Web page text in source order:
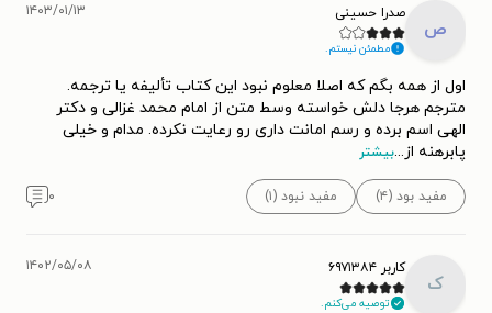
ص
صدرا حسینی
مطمئن نیستم.
۱۴۰۳/۰۱/۱۳
اول از همه بگم که اصلا معلوم نبود این کتاب تألیفه یا ترجمه.
مترجم هرجا دلش خواسته وسط متن از امام محمد غزالی و دکتر
الهی اسم برده و رسم امانت داری رو رعایت نکرده. مدام و خیلی
پابرهنه از...بیشتر
مفید بود (۴) مفید نبود (۱) ۰
ک
کاربر ۶۹۷۱۳۸۴
توصیه می‌کنم.
۱۴۰۲/۰۵/۰۸